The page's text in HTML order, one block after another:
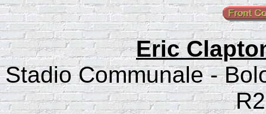
Eric
Stadio Communale -